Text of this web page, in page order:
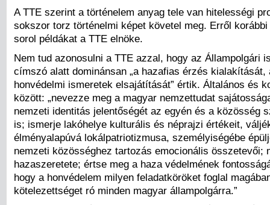
A TTE szerint a történelem anyag tele van hitelességi
sokszor torz történelmi képet követel meg. Erről
sorol példákat a TTE elnöke.
Nem tud azonosulni a TTE azzal, hogy az Állampolgári
címszó alatt dominánsan „a hazafias érzés kialakítását,
honvédelmi ismeretek elsajátítását” értik. Általános és
között: „nevezze meg a magyar nemzettudat
nemzeti identitás jelentőségét az egyén és a közösség
is; ismerje lakóhelye kulturális és néprajzi értékeit,
élményalapúvá lokálpatriotizmusa, személyiségébe
nemzeti közösséghez tartozás emocionális összetevői;
hazaszeretete; értse meg a haza védelmének
hogy a honvédelem milyen feladatköröket foglal
kötelezettséget ró minden magyar állampolgárra.”